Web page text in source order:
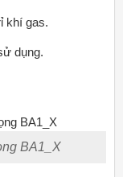
khí gas.
dụng.
BA1_X